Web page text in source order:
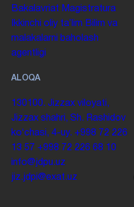
Bakalavriat Magistratura
Ikkinchi oliy taʼlim Bilim va
malakalarni baholash
agentligi
ALOQA
130100. Jizzax viloyati,
Jizzax shahri, Sh. Rashidov
koʻchasi, 4-uy. +998 72 226
13 57 +998 72 226 68 10
info@jdpu.uz
jiz.jdpi@exat.uz